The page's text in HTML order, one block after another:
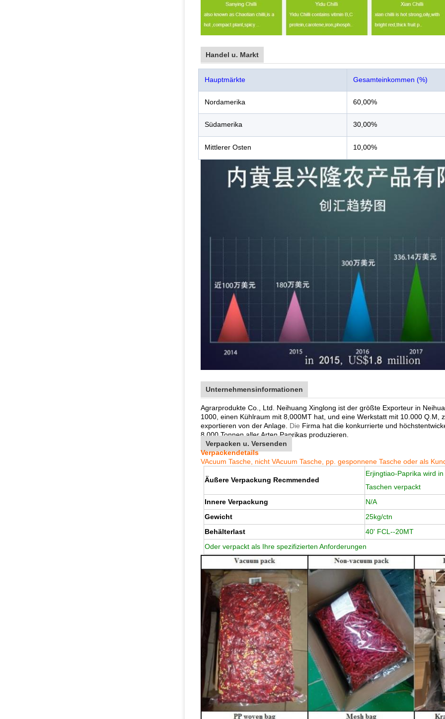
Handel u. Markt
Hauptmärkte Gesamteinkommen (%)
Nordamerika 60,00%
Südamerika 30,00%
Mittlerer Osten 10,00%
Unternehmensinformationen
Agrarprodukte Co., Ltd. Neihuang Xinglong ist der größte Exporteur in
1000, einen Kühlraum mit 8,000MT hat, und eine Werkstatt mit 10.000 Q.M,
exportieren von der Anlage. Die Firma hat die konkurrierte und
8.000 Tonnen aller Arten Paprikas produzieren.
Verpacken u. Versenden
Verpackendetails
VAcuum Tasche, nicht VAcuum Tasche, pp. gesponnene Tasche oder als
Äußere Verpackung Recmmended
Erjingtiao-Paprika wird
Taschen verpackt
Innere Verpackung
N/A
Gewicht
25kg/ctn
Behälterlast
40' FCL--20MT
Oder verpackt als Ihre spezifizierten Anforderungen